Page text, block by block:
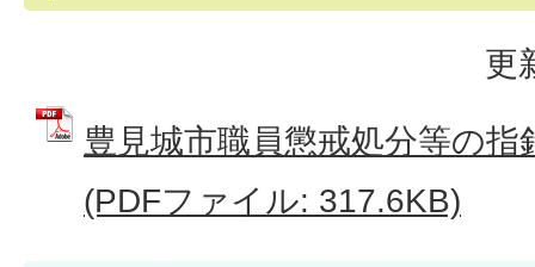
更
豊見城市職員懲戒処分等の
(PDFファイル: 317.6KB)